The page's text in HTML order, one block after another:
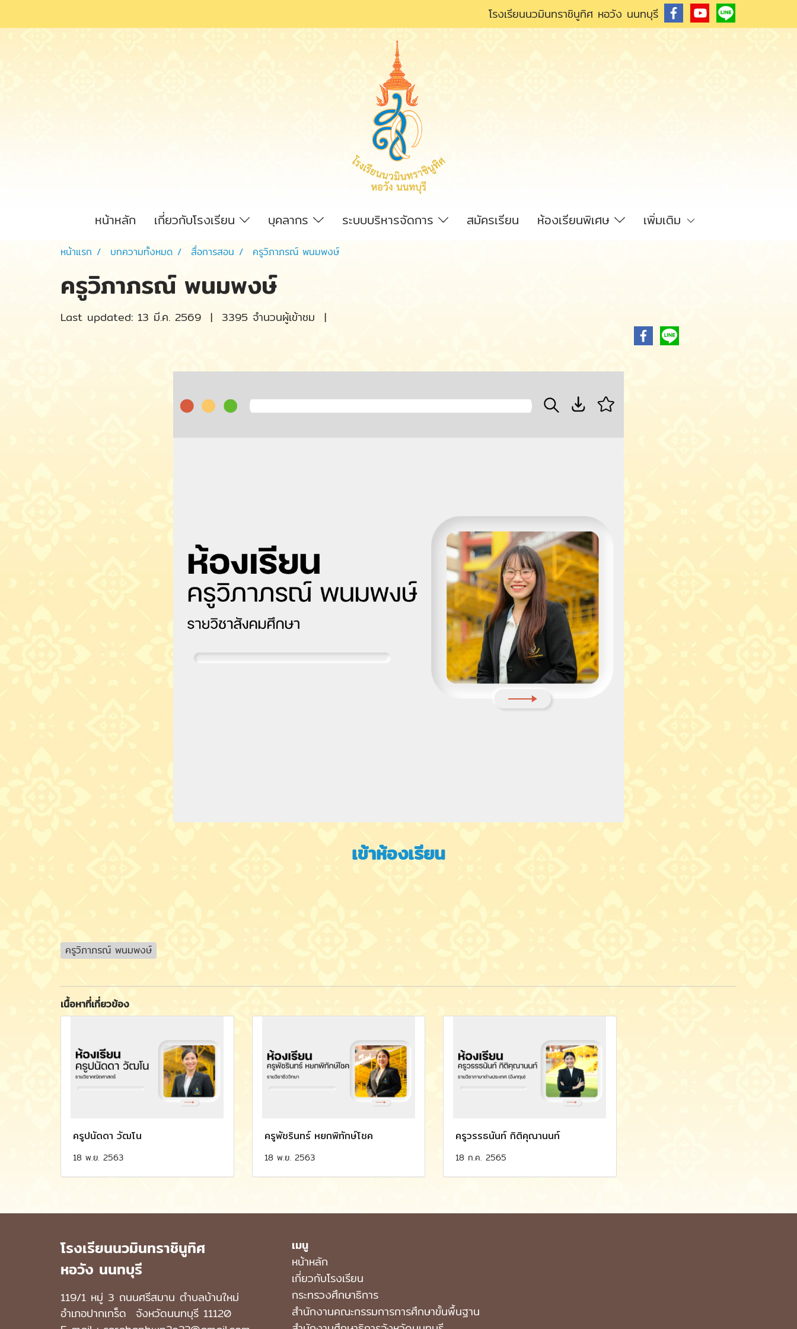
โรงเรียนนวมินทราชินูทิศ หอวัง นนทบุรี
หน้าหลัก เกี่ยวกับโรงเรียน บุคลากร ระบบบริหารจัดการ สมัครเรียน ห้องเรียนพิเศษ เพิ่มเติม
หน้าแรก บทความทั้งหมด สื่อการสอน ครูวิภาภรณ์ พนมพงษ์
ครูวิภาภรณ์ พนมพงษ์
Last updated: 13 มี.ค. 2569 | 3395 จำนวนผู้เข้าชม |
เข้าห้องเรียน
ครูวิภาภรณ์ พนมพงษ์
เนื้อหาที่เกี่ยวข้อง
ครูปนัดดา วัฒโน
18 พ.ย. 2563
ครูพัชรินทร์ หยกพิทักษ์โชค
18 พ.ย. 2563
ครูวรรธนันท์ กิติคุณานนท์
18 ก.ค. 2565
โรงเรียนนวมินทราชินูทิศ
หอวัง นนทบุรี
119/1 หมู่ 3 ถนนศรีสมาน ตำบลบ้านใหม่
อำเภอปากเกร็ด จังหวัดนนทบุรี 11120
เมนู
หน้าหลัก
เกี่ยวกับโรงเรียน
กระทรวงศึกษาธิการ
สำนักงานคณะกรรมการการศึกษาขั้นพื้นฐาน